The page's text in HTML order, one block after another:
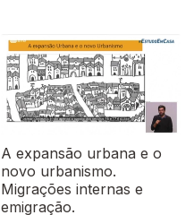
A expansão urbana e o
novo urbanismo.
Migrações internas e
emigração.